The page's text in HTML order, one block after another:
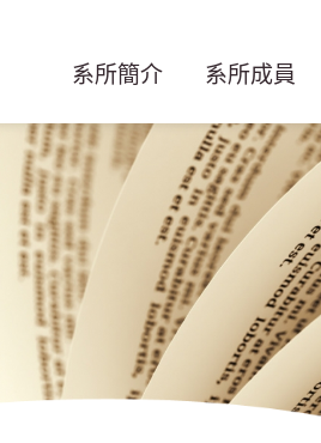
系所簡介 系所成員